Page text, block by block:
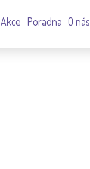
Akce Poradna O nás